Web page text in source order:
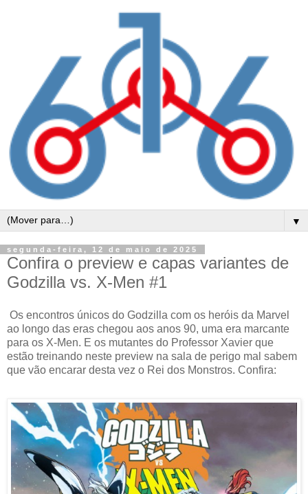
▼
segunda-feira, 12 de maio de 2025
Confira o preview e capas variantes de
Godzilla vs. X-Men #1
Os encontros únicos do Godzilla com os heróis da Marvel
ao longo das eras chegou aos anos 90, uma era marcante
para os X-Men. E os mutantes do Professor Xavier que
estão treinando neste preview na sala de perigo mal sabem
que vão encarar desta vez o Rei dos Monstros. Confira: